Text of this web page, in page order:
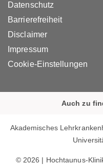
Datenschutz
Barrierefreiheit
Disclaimer
Impressum
Cookie-Einstellungen
Auch zu
Akademisches
© 2026 | Hochtaunus-